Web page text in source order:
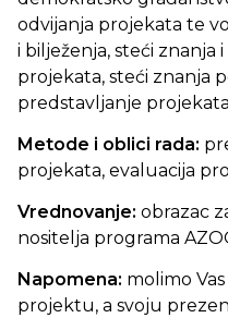
odvijanja projekata te
i bilježenja, steći znanja
projekata, steći znanja
predstavljanje
Metode i oblici rada:
projekata, evaluacija
Vrednovanje: obrazac
nositelja programa
Napomena: molimo
projektu, a svoju